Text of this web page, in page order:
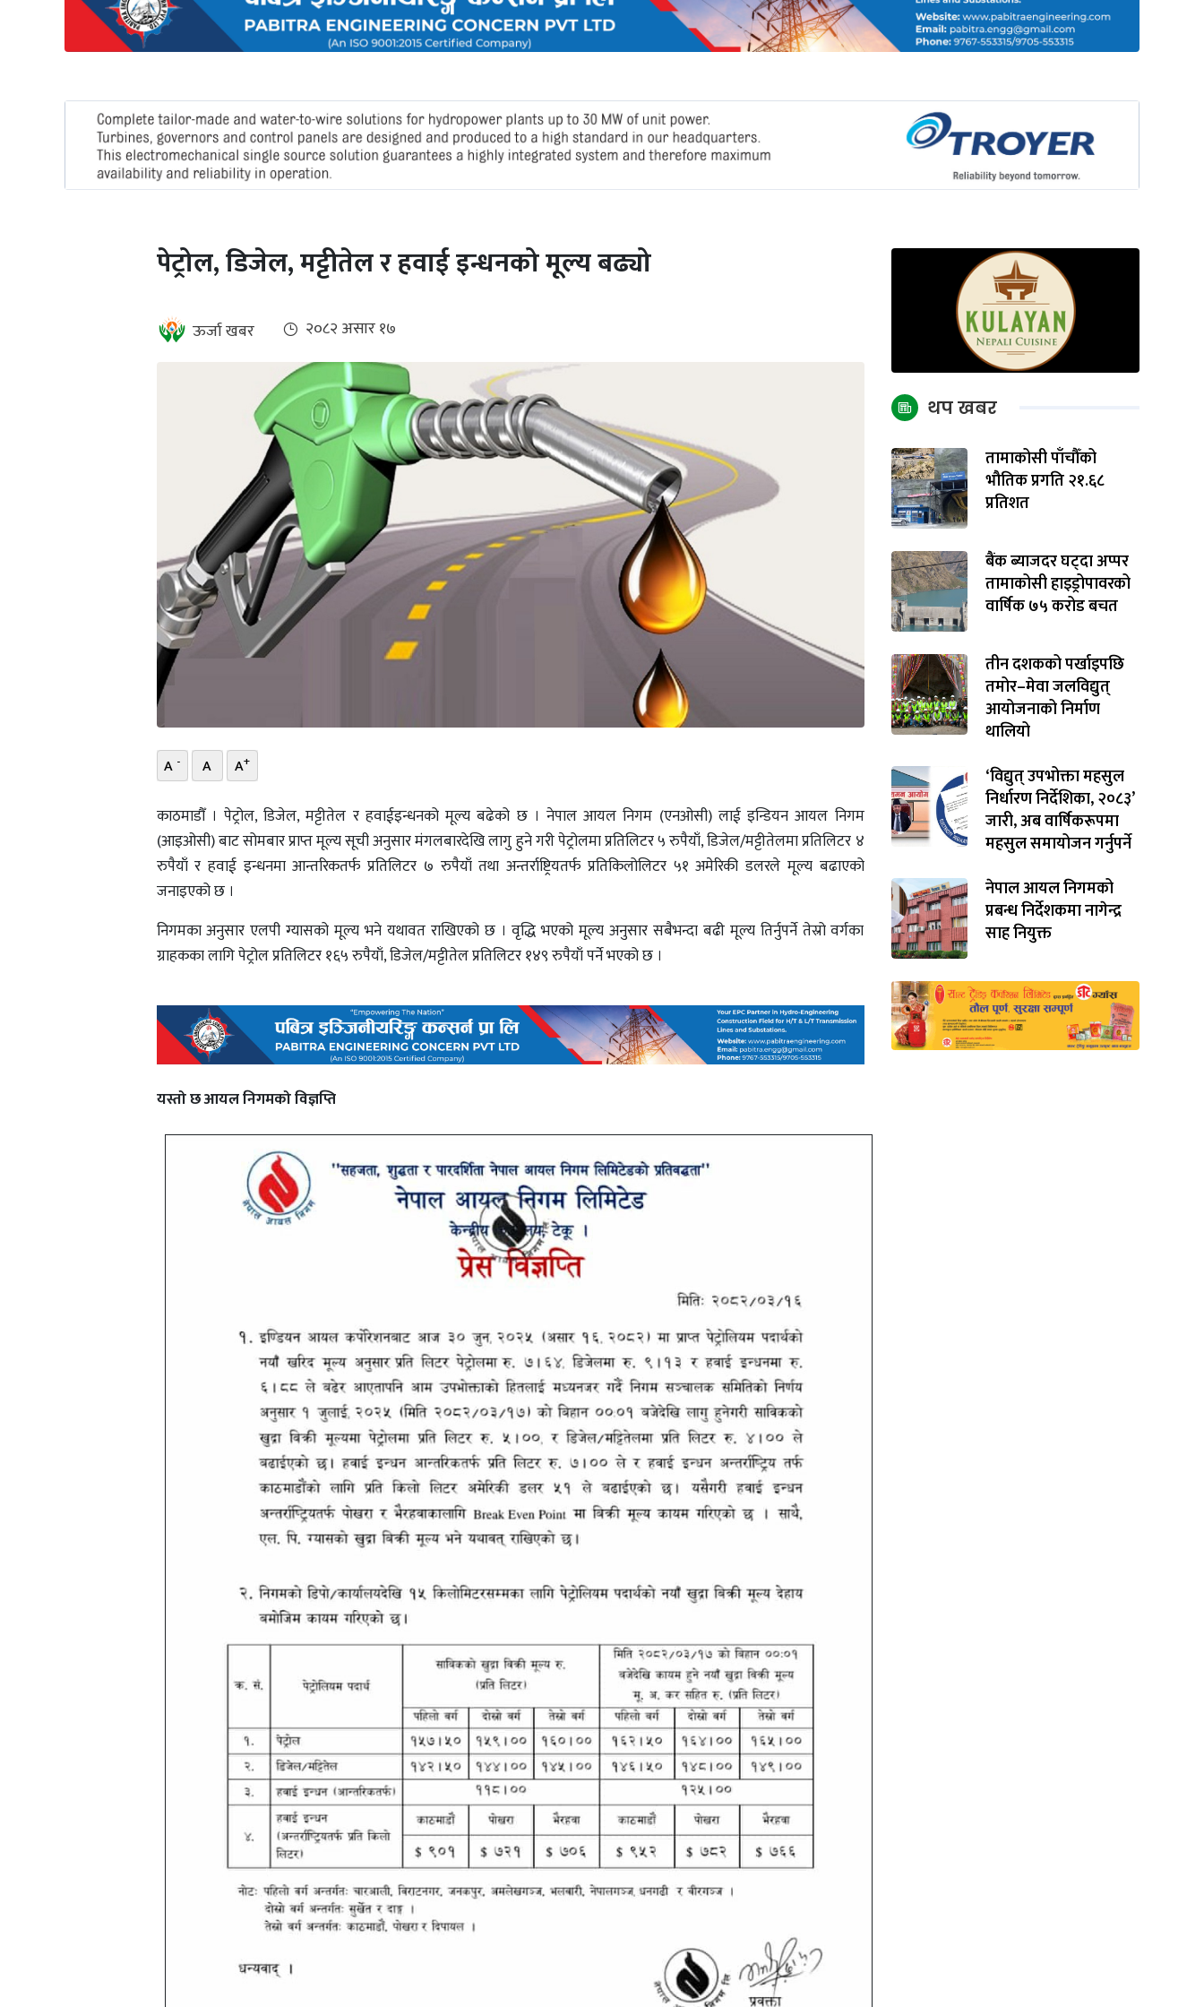
जलवायु
पेट्रोल, डिजेल, मट्टीतेल र हवाई इन्धनको मूल्य बढ्यो
ऊर्जा खबर २०८२ असार १७
A - A A+
काठमाडौँ । पेट्रोल, डिजेल, मट्टीतेल र हवाईइन्धनको मूल्य बढेको छ । नेपाल आयल निगम (एनओसी) लाई इन्डियन आयल निगम
(आइओसी) बाट सोमबार प्राप्त मूल्य सूची अनुसार मंगलबारदेखि लागु हुने गरी पेट्रोलमा प्रतिलिटर ५ रुपैयाँ, डिजेल/मट्टीतेलमा प्रतिलिटर ४
रुपैयाँ र हवाई इन्धनमा आन्तरिकतर्फ प्रतिलिटर ७ रुपैयाँ तथा अन्तर्राष्ट्रियतर्फ प्रतिकिलोलिटर ५१ अमेरिकी डलरले मूल्य बढाएको
जनाइएको छ ।
निगमका अनुसार एलपी ग्यासको मूल्य भने यथावत राखिएको छ । वृद्धि भएको मूल्य अनुसार सबैभन्दा बढी मूल्य तिर्नुपर्ने तेस्रो वर्गका
ग्राहकका लागि पेट्रोल प्रतिलिटर १६५ रुपैयाँ, डिजेल/मट्टीतेल प्रतिलिटर १४९ रुपैयाँ पर्ने भएको छ ।
यस्तो छ आयल निगमको विज्ञप्ति
थप खबर
तामाकोसी पाँचौँको
भौतिक प्रगति २१.६८
प्रतिशत
बैंक ब्याजदर घट्दा अप्पर
तामाकोसी हाइड्रोपावरको
वार्षिक ७५ करोड बचत
तीन दशकको पर्खाइपछि
तमोर–मेवा जलविद्युत्
आयोजनाको निर्माण
थालियो
‘विद्युत् उपभोक्ता महसुल
निर्धारण निर्देशिका, २०८३’
जारी, अब वार्षिकरूपमा
महसुल समायोजन गर्नुपर्ने
नेपाल आयल निगमको
प्रबन्ध निर्देशकमा नागेन्द्र
साह नियुक्त